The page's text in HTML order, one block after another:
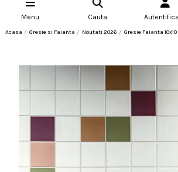
Menu Cauta
Acasa Gresie si Faianta Noutati 2026 Gresie Faianta